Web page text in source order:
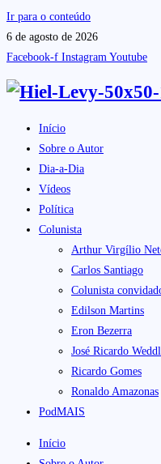
Ir para o conteúdo
6 de agosto de 2026
Facebook-f Instagram Youtube
Início
Sobre o Autor
Dia-a-Dia
Vídeos
Política
Colunista
Arthur Virgílio
Carlos Santiago
Colunista
Edilson Martins
Eron Bezerra
José Ricardo
Ricardo Gomes
Ronaldo Amazonas
PodMAIS
Início